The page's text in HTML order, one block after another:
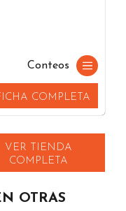
Conteos
COMPLETA
VER TIENDA
COMPLETA
OTRAS